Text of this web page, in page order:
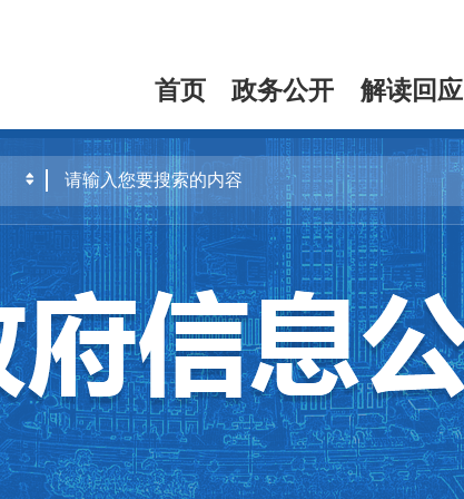
首页 政务公开 解读回应